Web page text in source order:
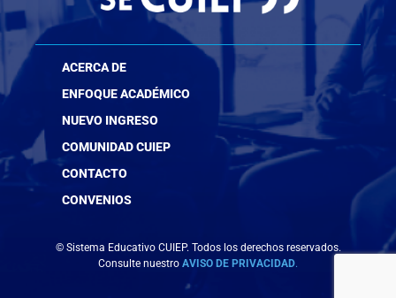
ACERCA DE
ENFOQUE ACADÉMICO
NUEVO INGRESO
COMUNIDAD CUIEP
CONTACTO
CONVENIOS
© Sistema Educativo CUIEP. Todos los derechos reservados.
Consulte nuestro AVISO DE PRIVACIDAD.